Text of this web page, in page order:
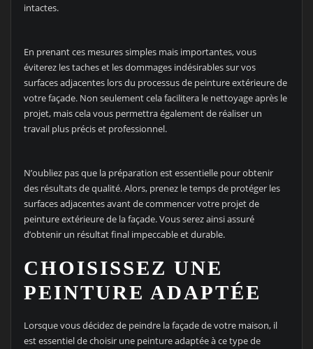
intactes.
En prenant ces mesures simples mais importantes, vous
éviterez les taches et les dommages indésirables sur vos
surfaces adjacentes lors du processus de peinture extérieure de
votre façade. Non seulement cela facilitera le nettoyage après le
projet, mais cela vous permettra également de réaliser un
travail plus précis et professionnel.
N’oubliez pas que la préparation est essentielle pour obtenir
des résultats de qualité. Alors, prenez le temps de protéger les
surfaces adjacentes avant de commencer votre projet de
peinture extérieure de la façade. Vous serez ainsi assuré
d’obtenir un résultat final impeccable et durable.
CHOISISSEZ UNE
PEINTURE ADAPTÉE
Lorsque vous décidez de peindre la façade de votre maison, il
est essentiel de choisir une peinture adaptée à ce type de